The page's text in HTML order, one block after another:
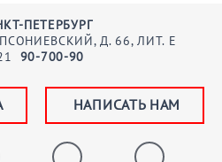
ПЕТЕРБУРГ
Д. 66, ЛИТ. Е
90-700-90
НАПИСАТЬ НАМ